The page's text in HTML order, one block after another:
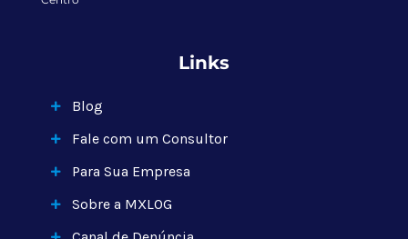
Links
Blog
Fale com um Consultor
Para Sua Empresa
Sobre a MXLOG